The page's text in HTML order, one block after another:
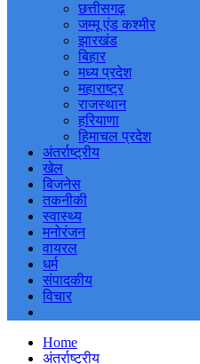
छत्तीसगढ़
जम्मू एंड कश्मीर
झारखंड
बिहार
मध्य प्रदेश
महाराष्ट्र
राजस्थान
हरियाणा
हिमाचल प्रदेश
अंतर्राष्ट्रीय
खेल
बिजनेस
तकनीकी
स्वास्थ्य
मनोरंजन
वायरल
धर्म
संपादकीय
विचार
Home
अंतर्राष्ट्रीय